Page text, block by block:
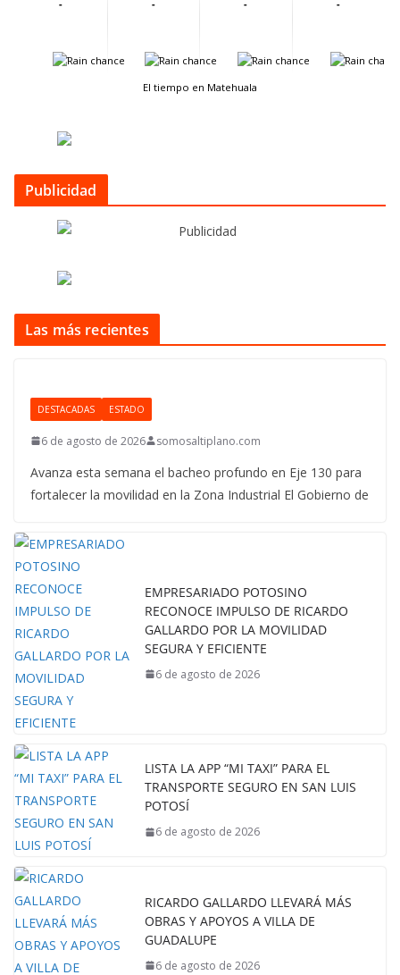
-
-
-
-
-
-
-
-
El tiempo en Matehuala
Publicidad
Las más recientes
DESTACADAS ESTADO
6 de agosto de 2026 somosaltiplano.com
Avanza esta semana el bacheo profundo en Eje 130 para
fortalecer la movilidad en la Zona Industrial El Gobierno de
EMPRESARIADO POTOSINO
RECONOCE IMPULSO DE RICARDO
GALLARDO POR LA MOVILIDAD
SEGURA Y EFICIENTE
6 de agosto de 2026
LISTA LA APP “MI TAXI” PARA EL
TRANSPORTE SEGURO EN SAN LUIS
POTOSÍ
6 de agosto de 2026
RICARDO GALLARDO LLEVARÁ MÁS
OBRAS Y APOYOS A VILLA DE
GUADALUPE
6 de agosto de 2026